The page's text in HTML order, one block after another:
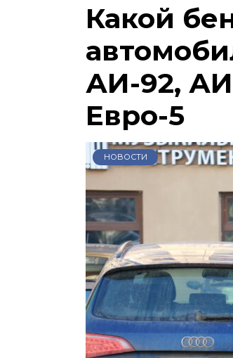
Какой
АИ-92,
Евро-5
НОВОСТИ